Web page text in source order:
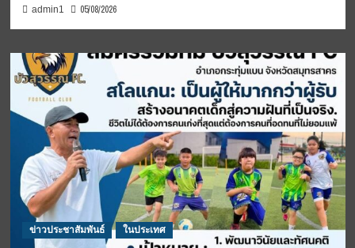
admin1 05/08/2026
ข่าวประชาสัมพันธ์ ในประเทศ